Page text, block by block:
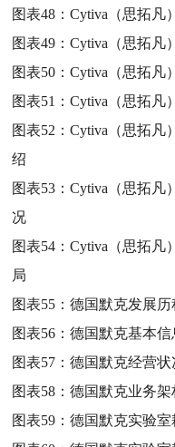
图表48：Cytiva（思拓凡
图表49：Cytiva（思拓凡
图表50：Cytiva（思拓凡
图表51：Cytiva（思拓凡
图表52：Cytiva（思拓凡
绍
图表53：Cytiva（思拓凡
况
图表54：Cytiva（思拓凡
局
图表55：德国默克发展历
图表56：德国默克基本信
图表57：德国默克经营状
图表58：德国默克业务架
图表59：德国默克实验